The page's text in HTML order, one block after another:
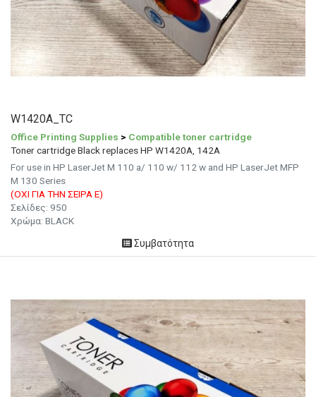
W1420A_TC
Office Printing Supplies > Compatible toner cartridge
Toner cartridge Black replaces HP W1420A, 142A
For use in HP LaserJet M 110 a/ 110 w/ 112 w and HP LaserJet MFP
M 130 Series
(ΟΧΙ ΓΙΑ ΤΗΝ ΣΕΙΡΑ Ε)
Σελίδες: 950
Χρώμα: BLACK
Συμβατότητα